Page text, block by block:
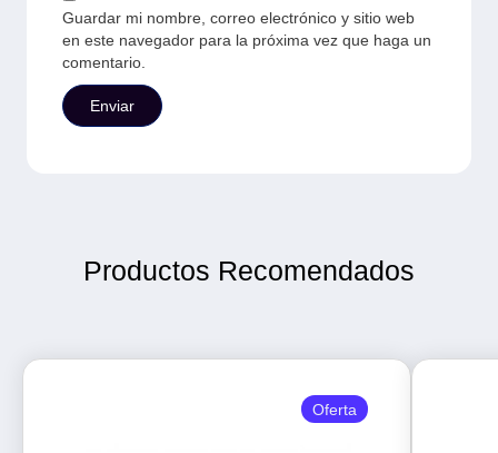
Guardar mi nombre, correo electrónico y sitio web
en este navegador para la próxima vez que haga un
comentario.
Productos Recomendados
Oferta